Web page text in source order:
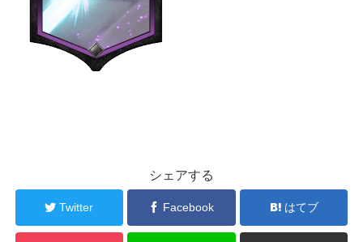
シェアする
Twitter Facebook はてブ